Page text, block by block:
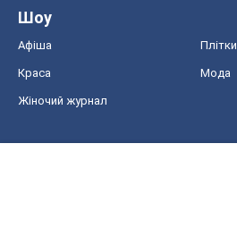
Шоу
Афіша Плітки
Краса Мода
Жіночий журнал